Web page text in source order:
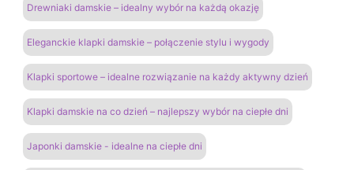
Drewniaki damskie – idealny wybór na każdą okazję
Eleganckie klapki damskie – połączenie stylu i wygody
Klapki sportowe – idealne rozwiązanie na każdy aktywny dzień
Klapki damskie na co dzień – najlepszy wybór na ciepłe dni
Japonki damskie - idealne na ciepłe dni